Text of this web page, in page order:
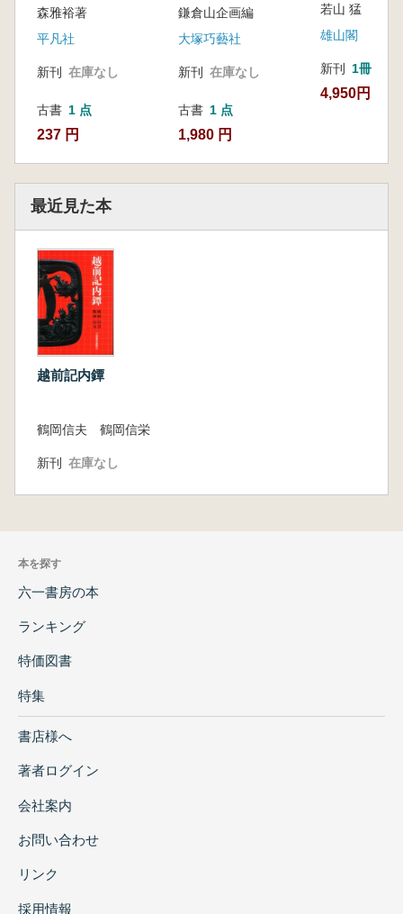
森雅裕著
平凡社
新刊 在庫なし
古書 1 点
237 円
鎌倉山企画編
大塚巧藝社
新刊 在庫なし
古書 1 点
1,980 円
若山 猛 著
雄山閣
新刊 1冊
4,950円
最近見た本
越前記内鐔
鶴岡信夫 鶴岡信栄
新刊 在庫なし
本を探す
六一書房の本
ランキング
特価図書
特集
書店様へ
著者ログイン
会社案内
お問い合わせ
リンク
採用情報